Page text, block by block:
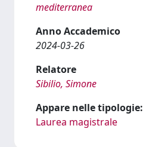
mediterranea
Anno Accademico
2024-03-26
Relatore
Sibilio, Simone
Appare nelle tipologie:
Laurea magistrale